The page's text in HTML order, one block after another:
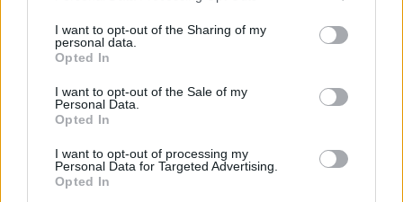
I want to opt-out of the Sharing of my
personal data.
Opted In
I want to opt-out of the Sale of my
Personal Data.
Opted In
I want to opt-out of processing my
Personal Data for Targeted Advertising.
Opted In
Ισπανία: Οι αρμόδιες αρχές έλεγξαν περίπου 200 αφίξεις
"κόκκινος" συναγερμός